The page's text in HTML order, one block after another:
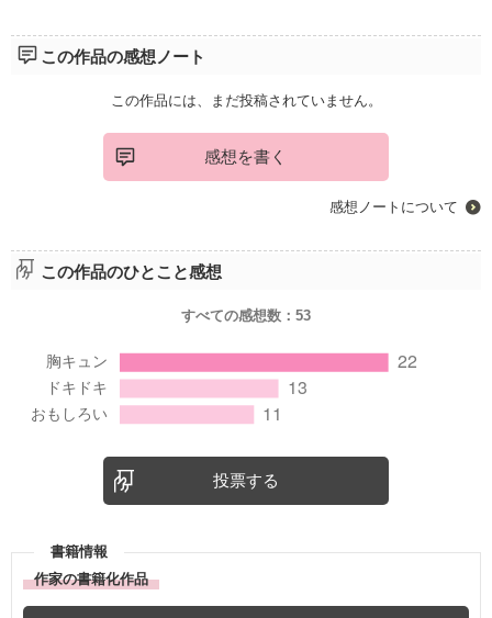
この作品の感想ノート
この作品には、まだ投稿されていません。
感想を書く
感想ノートについて
この作品のひとこと感想
すべての感想数： 53
投票する
書籍情報
作家の書籍化作品